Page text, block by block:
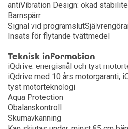
antiVibration Design: ökad
Barnspärr
Signal vid
Insats för flytande tvättmedel
Teknisk information
iQdrive: energisnål och tyst
iQdrive med 10 års motorgaranti,
tyst motorteknologi
Aqua Protection
Obalanskontroll
Skumavkänning